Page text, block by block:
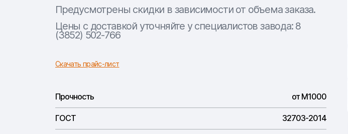
Предусмотрены скидки в зависимости от объема заказа.
Цены с доставкой уточняйте у специалистов завода: 8
(3852) 502-766
Скачать прайс-лист
Прочность от М1000
ГОСТ 32703-2014